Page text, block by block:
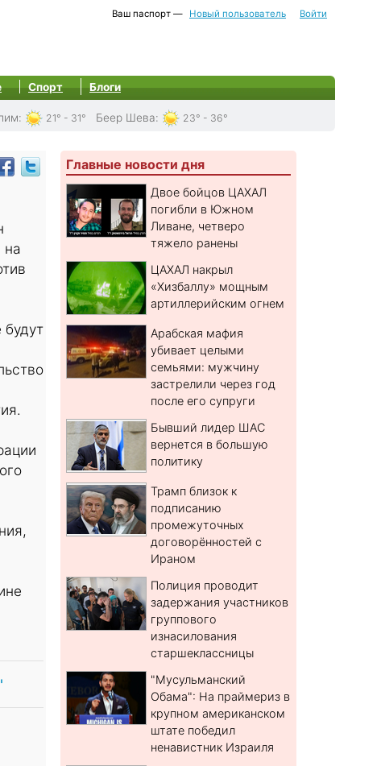
Ваш паспорт — Новый пользователь Войти
Спорт Блоги
: 21° - 31° Беер Шева: 23° - 36°
на
Главные новости дня
Двое бойцов ЦАХАЛ
погибли в Южном
Ливане, четверо
тяжело ранены
ЦАХАЛ накрыл
«Хизбаллу» мощным
артиллерийским огнем
Арабская мафия
убивает целыми
семьями: мужчину
застрелили через год
после его супруги
Бывший лидер ШАС
вернется в большую
политику
Трамп близок к
подписанию
промежуточных
договорённостей с
Ираном
Полиция проводит
задержания участников
группового
изнасилования
старшеклассницы
"Мусульманский
Обама": На праймериз в
крупном американском
штате победил
ненавистник Израиля